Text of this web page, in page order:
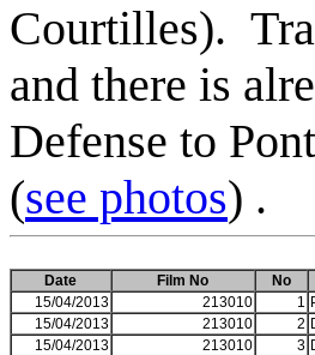
Courtilles).
and there is
Defense to
(see photos) .
Date Film No No
15/04/2013
213010 1
15/04/2013
213010 2
15/04/2013
213010 3